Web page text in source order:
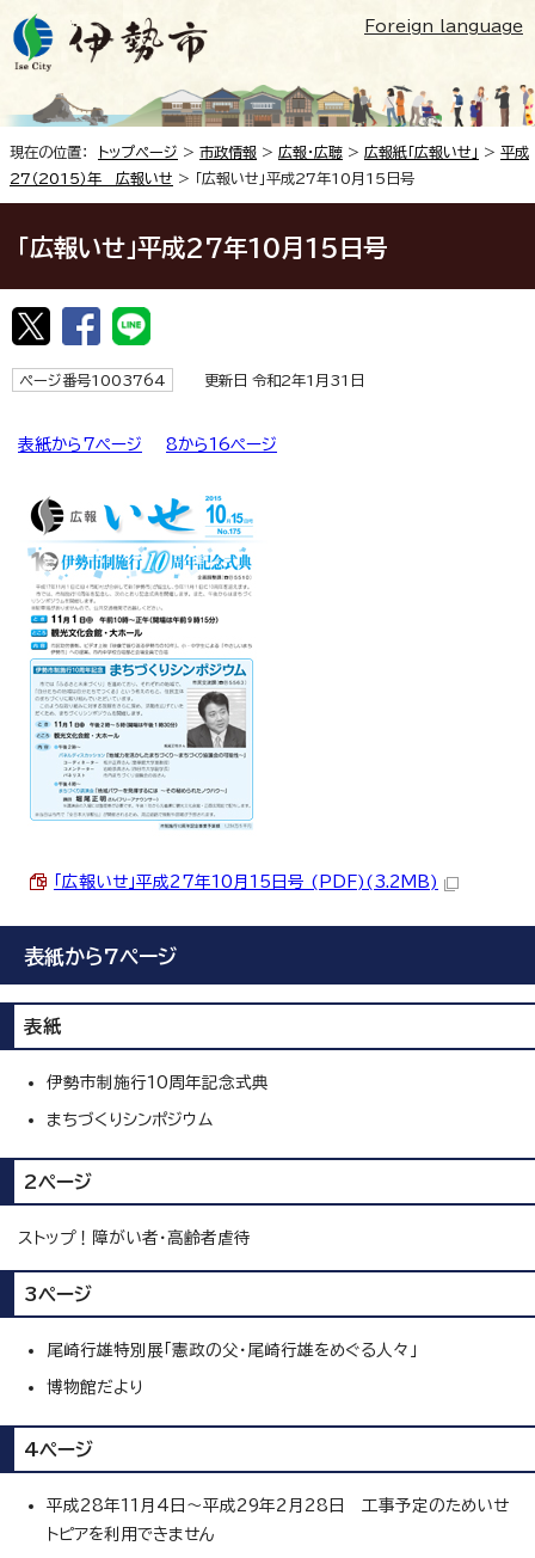
Foreign language
現在の位置： トップページ > 市政情報 > 広報・広聴 > 広報紙「広報いせ」 > 平成
27（2015）年 広報いせ > 「広報いせ」平成27年10月15日号
「広報いせ」平成27年10月15日号
ページ番号1003764 更新日 令和2年1月31日
表紙から7ページ 8から16ページ
「広報いせ」平成27年10月15日号 (PDF)(3.2MB)
表紙から7ページ
表紙
伊勢市制施行10周年記念式典
まちづくりシンポジウム
2ページ
ストップ！障がい者・高齢者虐待
3ページ
尾崎行雄特別展「憲政の父・尾崎行雄をめぐる人々」
博物館だより
4ページ
平成28年11月4日～平成29年2月28日 工事予定のためいせ
トピアを利用できません